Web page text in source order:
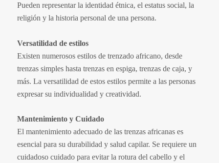
Pueden representar la identidad étnica, el estatus social, la
religión y la historia personal de una persona.
Versatilidad de estilos
Existen numerosos estilos de trenzado africano, desde
trenzas simples hasta trenzas en espiga, trenzas de caja, y
más. La versatilidad de estos estilos permite a las personas
expresar su individualidad y creatividad.
Mantenimiento y Cuidado
El mantenimiento adecuado de las trenzas africanas es
esencial para su durabilidad y salud capilar. Se requiere un
cuidadoso cuidado para evitar la rotura del cabello y el